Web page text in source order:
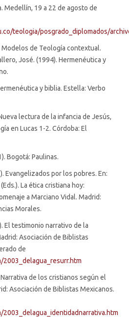
Medellín, 19 a 22 de agosto de
teologia/posgrado_diplomados/
Modelos de Teología contextual.
José. (1994). Hermenéutica y
y biblia. Estella: Verbo
lectura de la infancia de Jesús,
en Lucas 1-2. Córdoba: El
Bogotá: Paulinas.
Evangelizados por los pobres. En:
La ética cristiana hoy:
a Marciano Vidal. Madrid:
Morales.
El testimonio narrativo de la
Asociación de Biblistas
de
Narrativa de los cristianos según el
Asociación de Biblistas Mexicanos.